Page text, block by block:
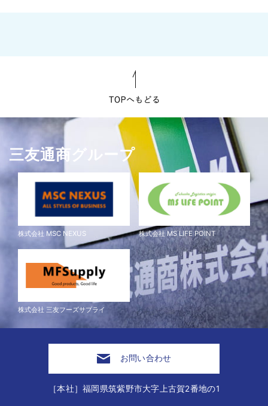
三友通商グループ
株式会社 MSC NEXUS 株式会社 MS LIFE POINT
株式会社 三友フーズサプライ
お問い合わせ
［本社］福岡県筑紫野市大字上古賀2番地の1